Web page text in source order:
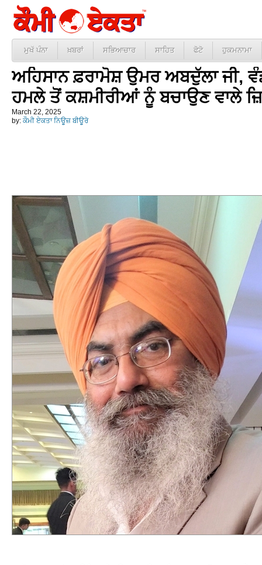
ਮੁਖੱ ਪੰਨਾ ਖ਼ਬਰਾਂ ਸਭਿਆਚਾਰ ਸਾਹਿਤ ਫੋਟੋ ਹੁਕਮਨਾਮਾ
ਅਹਿਸਾਨ ਫ਼ਰਾਮੋਸ਼ ਉਮਰ ਅਬਦੁੱਲਾ ਜੀ,
ਹਮਲੇ ਤੋਂ ਕਸ਼ਮੀਰੀਆਂ ਨੂੰ ਬਚਾਉਣ ਵਾਲੇ
March 22, 2025
by: ਕੌਮੀ ਏਕਤਾ ਨਿਊਜ਼ ਬੀਊਰੋ